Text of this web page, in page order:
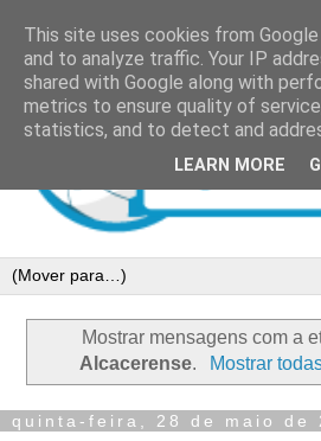
Mostrar mensagens com a
Alcacerense. Mostrar
quinta-feira, 28 de maio de
This site uses cookies from
and to analyze traffic. Your IP
shared with Google along with
metrics to ensure quality of
statistics, and to detect and
LEARN MORE